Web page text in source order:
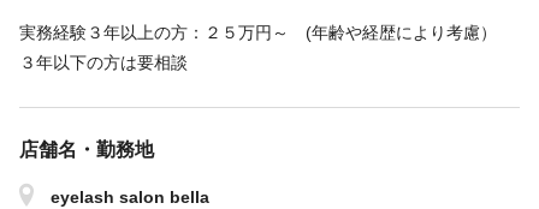
実務経験３年以上の方：２５万円～ (年齢や経歴により考慮）
３年以下の方は要相談
店舗名・勤務地
eyelash salon bella